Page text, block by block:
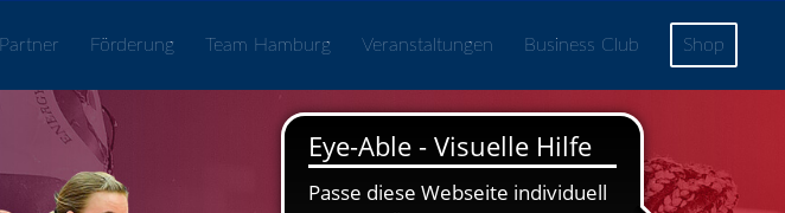
Partner Förderung Team Hamburg Veranstaltungen Business Club Shop